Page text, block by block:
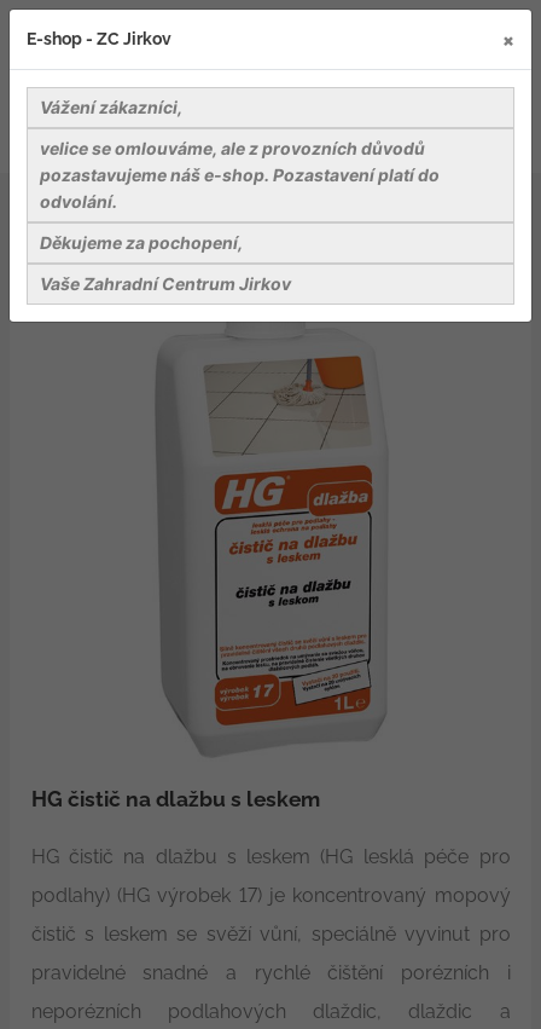
Nářadí a pomůcky
HG čistič na dlažbu s leskem
HG čistič na dlažbu s leskem
HG čistič na dlažbu s leskem (HG lesklá péče pro
podlahy) (HG výrobek 17) je koncentrovaný mopový
čistič s leskem se svěží vůní, speciálně vyvinut pro
pravidelné snadné a rychlé čištění porézních i
neporézních podlahových dlaždic, dlaždic a
E-shop - ZC Jirkov ×
Vážení zákazníci,
velice se omlouváme, ale z provozních důvodů
pozastavujeme náš e-shop. Pozastavení platí do
odvolání.
Děkujeme za pochopení,
Vaše Zahradní Centrum Jirkov